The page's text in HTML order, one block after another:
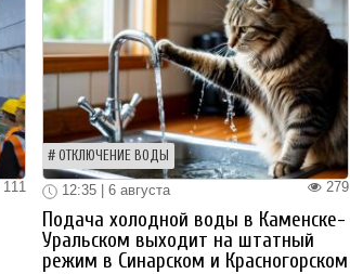
111
ОТКЛЮЧЕНИЕ ВОДЫ
279
12:35 | 6 августа
Подача холодной воды в Каменске-
Уральском выходит на штатный
режим в Синарском и Красногорском